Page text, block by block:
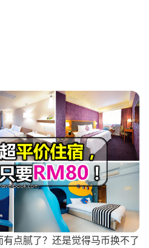
点腻了？还是觉得马币换不了